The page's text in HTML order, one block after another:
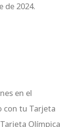
de 2024.
en el
con tu Tarjeta
Olímpica